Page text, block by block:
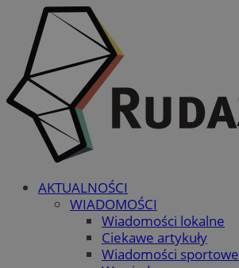
AKTUALNOŚCI
WIADOMOŚCI
Wiadomości lokalne
Ciekawe artykuły
Wiadomości sportowe